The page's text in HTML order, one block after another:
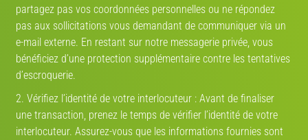
Estimez la valeur de votre vélo
Route VTT Gravel Ville VAE
partagez pas vos coordonnées personnelles ou ne répondez
pas aux sollicitations vous demandant de communiquer via un
e-mail externe. En restant sur notre messagerie privée, vous
bénéficiez d’une protection supplémentaire contre les tentatives
d’escroquerie.
2. Vérifiez l’identité de votre interlocuteur : Avant de finaliser
une transaction, prenez le temps de vérifier l’identité de votre
interlocuteur. Assurez-vous que les informations fournies sont